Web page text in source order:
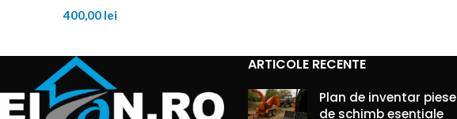
400,00 lei
ARTICOLE RECENTE
Plan de inventar piese
de schimb esențiale